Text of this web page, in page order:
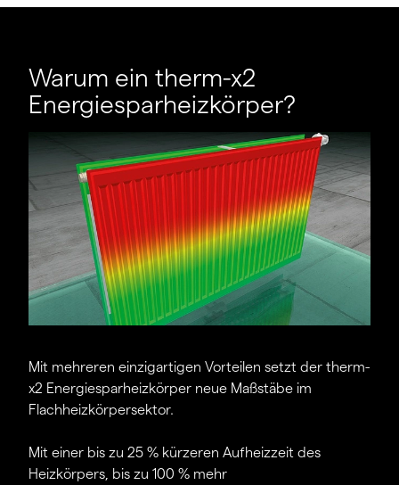
Warum ein therm-x2
Energiesparheizkörper?
Mit mehreren einzigartigen Vorteilen setzt der therm-
x2 Energiesparheizkörper neue Maßstäbe im
Flachheizkörpersektor.
Mit einer bis zu 25 % kürzeren Aufheizzeit des
Heizkörpers, bis zu 100 % mehr